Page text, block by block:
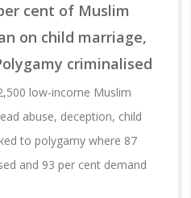
cent of Muslim
on child marriage,
criminalised
low-income Muslim
abuse, deception, child
to polygamy where 87
and 93 per cent demand